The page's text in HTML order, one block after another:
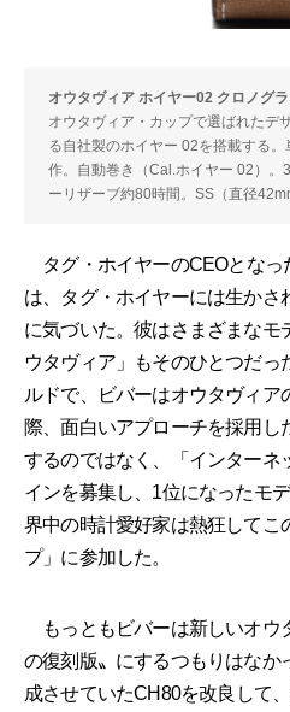
オウタヴィア ホイヤー02 クロノグ
オウタヴィア・カップで選ばれたデ
る自社製のホイヤー 02を搭載する
作。自動巻き（Cal.ホイヤー 02）
ーリザーブ約80時間。SS（直径
タグ・ホイヤーのCEOとなっ
は、タグ・ホイヤーには生かさ
に気づいた。彼はさまざまなモ
ウタヴィア」もそのひとつだっ
ルドで、ビバーはオウタヴィア
際、面白いアプローチを採用し
するのではなく、「インターネ
インを募集し、1位になったモ
界中の時計愛好家は熱狂してこ
プ」に参加した。
もっともビバーは新しいオウ
の復刻版〟にするつもりはなか
成させていたCH80を改良して